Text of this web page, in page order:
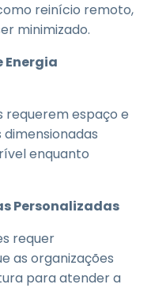
reinício remoto,
minimizado.
Energia
requerem espaço e
enquanto
Personalizadas
requer
as organizações
para atender a